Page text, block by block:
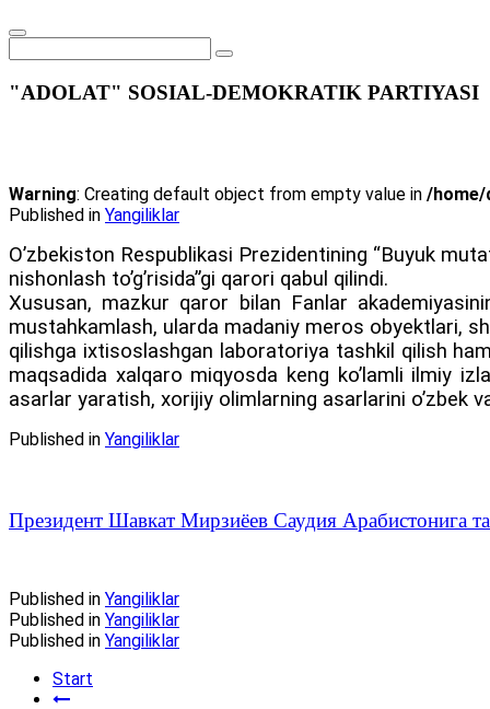
"ADOLAT" SOSIAL-DEMOKRATIK PARTIYASI
Warning: Creating default object from empty value in /home/
Published in Yangiliklar
Oʼzbekiston Respublikasi Prezidentining “Buyuk
nishonlash toʼgʼrisida”gi qarori qabul qilindi.
Xususan, mazkur qaror bilan Fanlar
mustahkamlash, ularda madaniy meros obyektlari,
qilishga ixtisoslashgan laboratoriya tashkil qilish
maqsadida xalqaro miqyosda keng koʼlamli ilmiy
asarlar yaratish, xorijiy olimlarning asarlarini oʼzbek
Published in Yangiliklar
Президент Шавкат Мирзиёев Саудия Арабистонига
Published in Yangiliklar
Published in Yangiliklar
Published in Yangiliklar
Start